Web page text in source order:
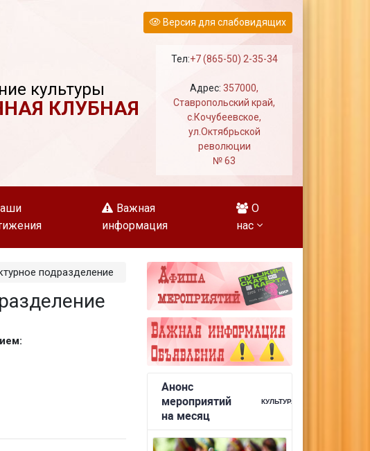
Версия для слабовидящих
культуры
КЛУБНАЯ
Тел:+7 (865-50) 2-35-34
Адрес:357000,
Ставропольский край,
с.Кочубеевское,
ул.Октябрьской
революции
№ 63
Важная
информация
О
нас
подразделение